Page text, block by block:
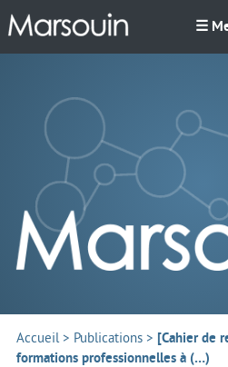
☰
Accueil> Publications > [Cahier de
formations professionnelles à (…)